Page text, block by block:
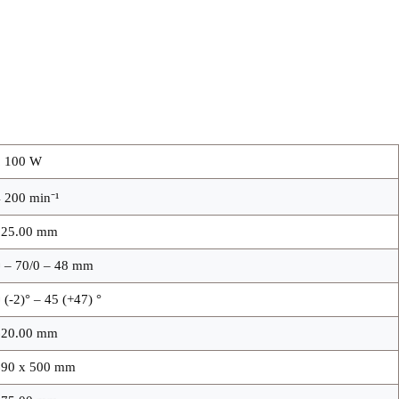
100 W
200 min⁻¹
mm
– 70/0 – 48 mm
(-2)° – 45 (+47) °
mm
x 500 mm